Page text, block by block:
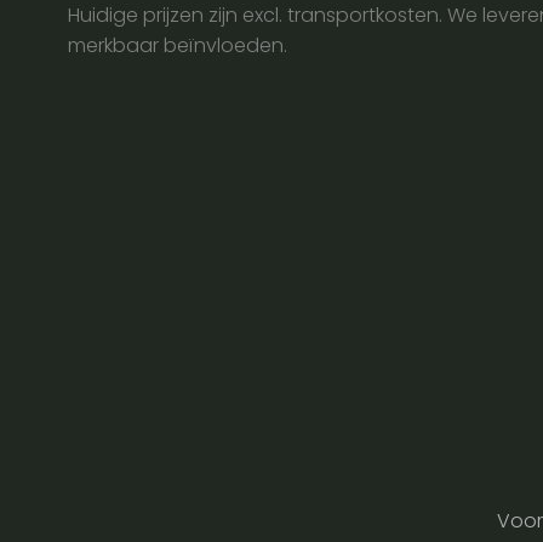
Huidige prijzen zijn excl. transportkosten. We
merkbaar beïnvloeden.